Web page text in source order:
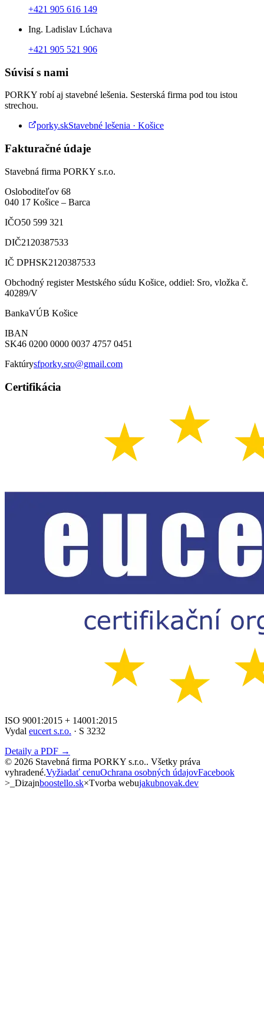
+421 905 616 149
Ing. Ladislav Lúchava
+421 905 521 906
Súvisí s nami
PORKY robí aj stavebné lešenia. Sesterská firma pod tou istou
strechou.
porky.skStavebné lešenia · Košice
Fakturačné údaje
Stavebná firma PORKY s.r.o.
Osloboditeľov 68
040 17 Košice – Barca
IČO50 599 321
DIČ2120387533
IČ DPHSK2120387533
Obchodný register Mestského súdu Košice, oddiel: Sro, vložka č.
40289/V
BankaVÚB Košice
IBAN
SK46 0200 0000 0037 4757 0451
Faktúrysfporky.sro@gmail.com
Certifikácia
ISO 9001:2015 + 14001:2015
Vydal eucert s.r.o. · S 3232
Detaily a PDF →
© 2026 Stavebná firma PORKY s.r.o.. Všetky práva
vyhradené.Vyžiadať cenuOchrana osobných údajovFacebook
>_ Dizajnboostello.sk×Tvorba webujakubnovak.dev